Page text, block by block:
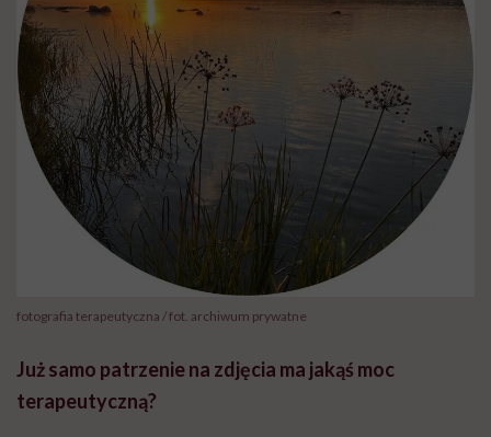
fotografia terapeutyczna / fot. archiwum prywatne
Już samo patrzenie na zdjęcia ma jakąś moc
terapeutyczną?